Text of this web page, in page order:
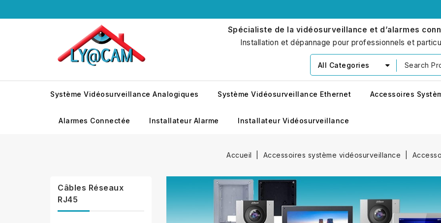
Spécialiste de la vidéosurveillance et d’alarmes
Installation et dépannage pour professionnels et
All Categories
Système Vidéosurveillance Analogiques Système Vidéosurveillance Ethernet Accessoires
Alarmes Connectée Installateur Alarme Installateur Vidéosurveillance
Accueil Accessoires système vidéosurveillance
Câbles Réseaux
RJ45